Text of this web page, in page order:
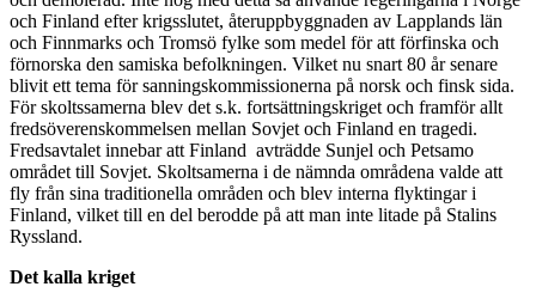
och Finland efter krigsslutet, återuppbyggnaden av Lapplands län
och Finnmarks och Tromsö fylke som medel för att förfinska och
förnorska den samiska befolkningen. Vilket nu snart 80 år senare
blivit ett tema för sanningskommissionerna på norsk och finsk sida.
För skoltssamerna blev det s.k. fortsättningskriget och framför allt
fredsöverenskommelsen mellan Sovjet och Finland en tragedi.
Fredsavtalet innebar att Finland avträdde Sunjel och Petsamo
området till Sovjet. Skoltsamerna i de nämnda områdena valde att
fly från sina traditionella områden och blev interna flyktingar i
Finland, vilket till en del berodde på att man inte litade på Stalins
Ryssland.
Det kalla kriget